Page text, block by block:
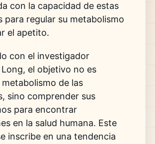
con la capacidad de estas
para regular su metabolismo
el apetito.
con el investigador
, el objetivo no es
de las
sino comprender sus
para encontrar
en la salud humana. Este
inscribe en una tendencia